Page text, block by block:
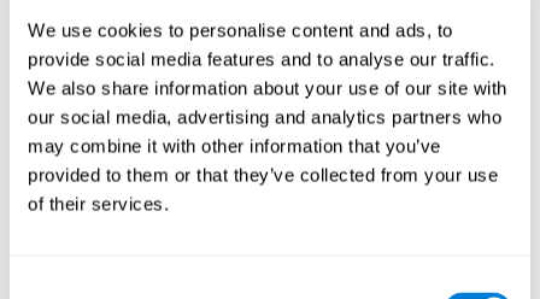
We use cookies to personalise content and ads, to
provide social media features and to analyse our traffic.
We also share information about your use of our site with
our social media, advertising and analytics partners who
may combine it with other information that you’ve
provided to them or that they’ve collected from your use
of their services.
El juego mental Tenis Target, ha sido concebido para estimular el
potencial adaptativo del sistema nervioso y ayudar al cerebro a
reponerse de alteraciones estructurales, trastornos o lesiones
donde se ven afectadas nuestras capacidades cognitivas. Este
juego está indicado para cualquier persona que busque poner a
prueba y mejorar sus destrezas cognitivas.
1ª SEMANA 2ª SEMANA 3ª SEMANA